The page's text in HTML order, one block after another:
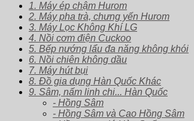
1. Máy ép chậm Hurom
2. Máy pha trà, chưng yến Hurom
3. Máy Lọc Không Khí LG
4. Nồi cơm điện Cuckoo
5. Bếp nướng lẩu đa năng không khói
6. Nồi chiên không dầu
7. Máy hút bụi
8. Đồ gia dụng Hàn Quốc Khác
9. Sâm, nấm linh chi... Hàn Quốc
- Hồng Sâm
- Hồng Sâm và Cao Hồng Sâm